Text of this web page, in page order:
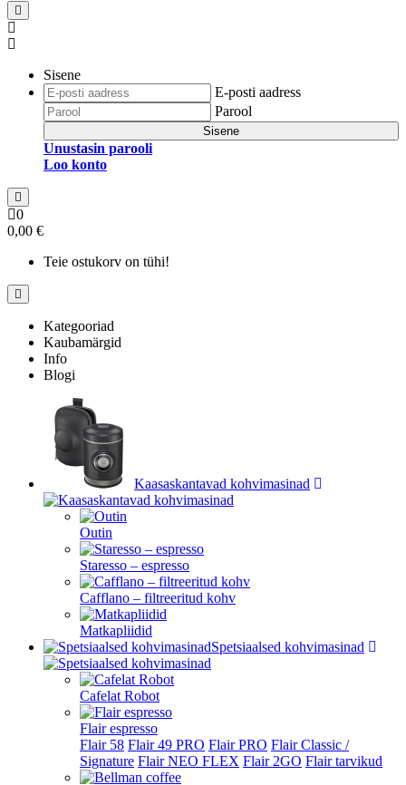
Sisene
E-posti aadress
Parool
Sisene
Unustasin parooli
Loo konto
0
0,00 €
Teie ostukorv on tühi!
Kategooriad
Kaubamärgid
Info
Blogi
Kaasaskantavad kohvimasinad
Outin
Staresso – espresso
Cafflano – filtreeritud kohv
Matkapliidid
Spetsiaalsed kohvimasinad
Cafelat Robot
Flair espresso
Flair 58 Flair 49 PRO Flair PRO Flair Classic /
Signature Flair NEO FLEX Flair 2GO Flair tarvikud